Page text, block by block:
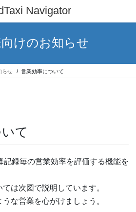
Navigator
けのお知らせ
らせ 営業効率について
て
記録毎の営業効率を評価する機能を
は次図で説明しています。
な営業を心がけましょう。